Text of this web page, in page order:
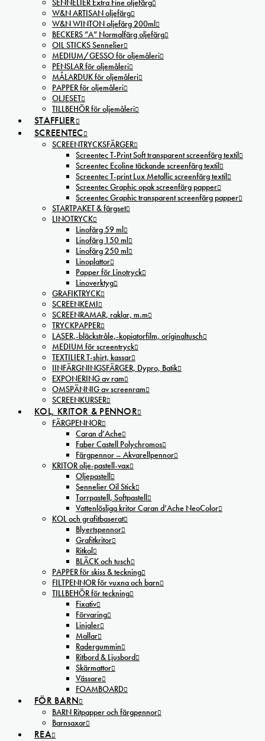
SENNELIER Extra Fine oljefärg
W&N ARTISAN oljefärg
W&N WINTON oljefärg 200ml
BECKERS ”A” Normalfärg oljefärg
OIL STICKS Sennelier
MEDIUM/GESSO för oljemåleri
PENSLAR för oljemåleri
MÅLARDUK för oljemåleri
PAPPER för oljemåleri
OLJESET
TILLBEHÖR för oljemåleri
STAFFLIER
SCREENTEC
SCREENTRYCKSFÄRGER
Screentec T-Print Soft transparent screenfärg textil
Screentec Ecoline täckande screenfärg textil
Screentec T-print Lux Metallic screenfärg textil
Screentec Graphic opak screenfärg papper
Screentec Graphic transparent screenfärg papper
STARTPAKET & färgset
LINOTRYCK
Linofärg 59 ml
Linofärg 150 ml
Linofärg 250 ml
Linoplattor
Papper för Linotryck
Linoverktyg
GRAFIKTRYCK
SCREENKEMI
SCREENRAMAR, raklar, m.m
TRYCKPAPPER
LASER,-bläckstråle,-kopiatorfilm, oríginaltusch
MEDIUM för screentryck
TEXTILIER T-shirt, kassar
IINFÄRGNINGSFÄRGER, Dypro, Batik
EXPONERING av ram
OMSPÄNNIG av screenram
SCREENKURSER
KOL, KRITOR & PENNOR
FÄRGPENNOR
Caran d’Ache
Faber Castell Polychromos
Färgpennor – Akvarellpennor
KRITOR olje-pastell-vax
Oljepastell
Sennelier Oil Stick
Torrpastell, Softpastell
Vattenlösliga kritor Caran d’Ache NeoColor
KOL och grafitbaserat
Blyertspennor
Grafitkritor
Ritkol
BLÄCK och tusch
PAPPER för skiss & teckning
FILTPENNOR för vuxna och barn
TILLBEHÖR för teckning
Fixativ
Förvaring
Linjaler
Mallar
Radergummin
Ritbord & Ljusbord
Skärmattor
Vässare
FOAMBOARD
FÖR BARN
BARN Ritpapper och färgpennor
Barnsaxar
REA